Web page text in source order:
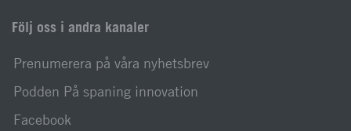
Följ oss i andra kanaler
Prenumerera på våra nyhetsbrev
Podden På spaning innovation
Facebook